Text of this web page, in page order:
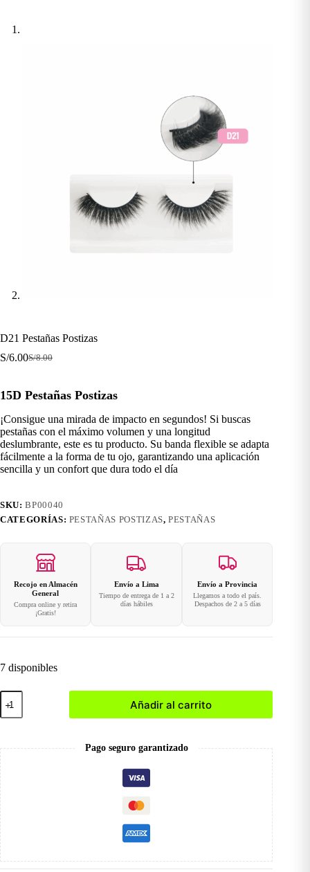
D21 Pestañas Postizas
S/8.00
El
original
era:
S/8.00.
S/6.00El
es:
S/6.00.
15D Pestañas Postizas
¡Consigue una mirada de impacto en segundos! Si buscas
pestañas con el máximo volumen y una longitud
deslumbrante, este es tu producto. Su banda flexible se adapta
fácilmente a la forma de tu ojo, garantizando una aplicación
sencilla y un confort que dura todo el día
SKU:BP00040
CATEGORÍAS: PESTAÑAS POSTIZAS,PESTAÑAS
Recojo en Almacén
General
Compra online y retira
¡Gratis!
Envío a Lima
Tiempo de entrega de 1 a 2
días hábiles
Envío a Provincia
Llegamos a todo el país.
Despachos de 2 a 5 días
7 disponibles
D21
Pestañas
Postizas
Añadir al carrito
Pago seguro garantizado